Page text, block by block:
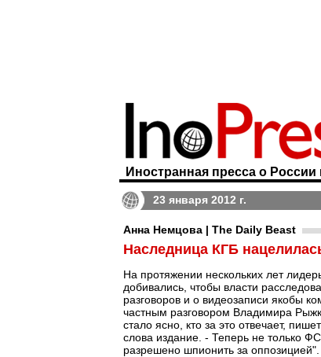
Иностранная пресса о России
23 января 2012 г.
Анна Немцова | The Daily Beast
Наследница КГБ
На протяжении нескольких лет
добивались, чтобы власти
разговоров и о видеозаписи якобы
частным разговором Владимира
стало ясно, кто за это отвечает, пишет
слова издание. - Теперь не только
разрешено шпионить за оппозицией".